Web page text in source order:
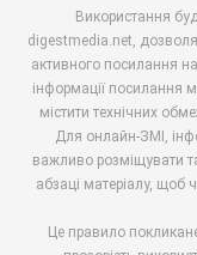
Використання
digestmedia.net,
активного посилання
інформації посилання
містити технічних
Для онлайн-ЗМІ,
важливо розміщувати
абзаці матеріалу, щоб
Це правило